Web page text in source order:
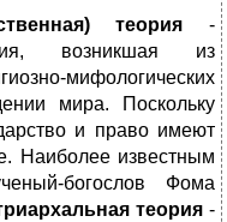
теория -
возникшая из
мифологических
мира. Поскольку
и право имеют
Наиболее известным
богослов Фома
теория-